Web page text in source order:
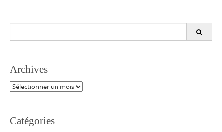
Archives
Archives
Catégories